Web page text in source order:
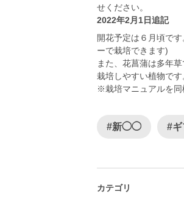
せください。
2022年2月1日追記
開花予定は６月頃で
ーで栽培できます)
また、花菖蒲は多年
栽培しやすい植物です
※栽培マニュアルを同
#新◯◯ #ギ
カテゴリ